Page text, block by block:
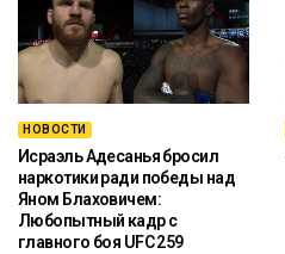
НОВОСТИ
Исраэль Адесанья бросил
наркотики ради победы над
Яном Блаховичем:
Любопытный кадр с
главного боя UFC 259